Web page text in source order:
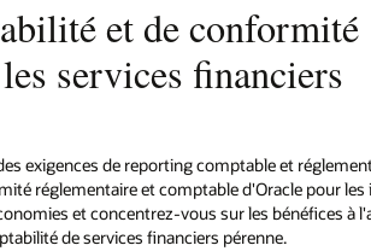
et de conformité
services financiers
exigences de reporting comptable et
réglementaire et comptable d'Oracle pour
et concentrez-vous sur les bénéfices à
de services financiers pérenne.